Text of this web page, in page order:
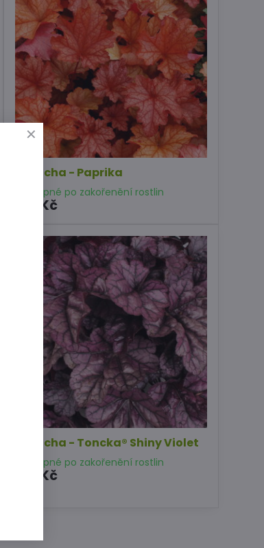
Dlužicha - Paprika
Dostupné po zakořenění rostlin
129 Kč
Dlužicha - Toncka® Shiny Violet
Dostupné po zakořenění rostlin
129 Kč